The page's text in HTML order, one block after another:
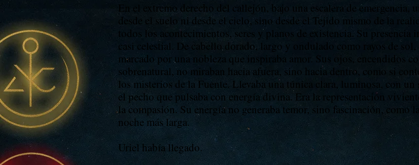
En el extremo derecho del callejón, bajo una escalera de
desde el suelo ni desde el cielo, sino desde el Tejido mismo de la
todos los acontecimientos, seres y planos de existencia. Su presencia
casi celestial. De cabello dorado, largo y ondulado como rayos de sol,
marcado por una nobleza que inspiraba amor. Sus ojos, encendidos
sobrenatural, no miraban hacia afuera, sino hacia dentro, como si
los misterios de la Fuente. Llevaba una túnica clara, luminosa, con un
el pecho que pulsaba con energía divina. Era la representación
la compasión. Su energía no generaba temor, sino fascinación, como la
noche más larga.
Uriel había llegado.